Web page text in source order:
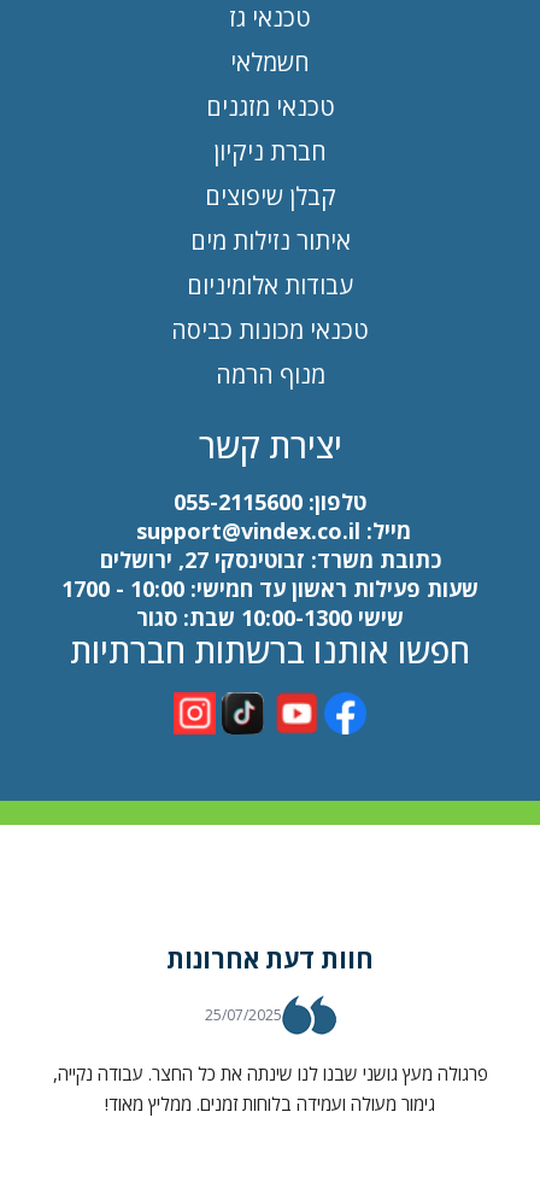
טכנאי גז
חשמלאי
טכנאי מזגנים
חברת ניקיון
קבלן שיפוצים
איתור נזילות מים
עבודות אלומיניום
טכנאי מכונות כביסה
מנוף הרמה
יצירת קשר
טלפון: 055-2115600
מייל: support@vindex.co.il
כתובת משרד: זבוטינסקי 27, ירושלים
שעות פעילות ראשון עד חמישי: 10:00 - 1700
שישי 10:00-1300 שבת: סגור
חפשו אותנו ברשתות חברתיות
חוות דעת אחרונות
25/07/2025
פרגולה מעץ גושני שבנו לנו שינתה את כל החצר. עבודה נקייה,
גימור מעולה ועמידה בלוחות זמנים. ממליץ מאוד!